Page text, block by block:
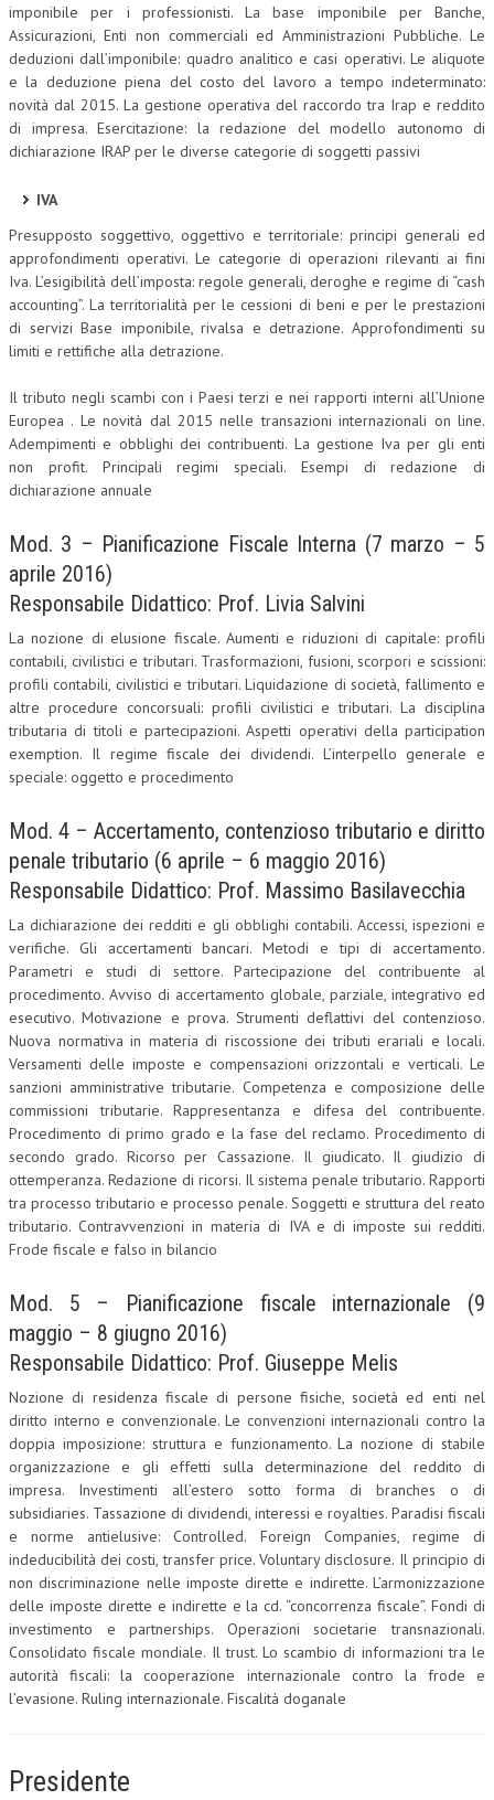
imponibile per i professionisti. La base imponibile per Banche,
Assicurazioni, Enti non commerciali ed Amministrazioni Pubbliche. Le
deduzioni dall’imponibile: quadro analitico e casi operativi. Le aliquote
e la deduzione piena del costo del lavoro a tempo indeterminato:
novità dal 2015. La gestione operativa del raccordo tra Irap e reddito
di impresa. Esercitazione: la redazione del modello autonomo di
dichiarazione IRAP per le diverse categorie di soggetti passivi
IVA
Presupposto soggettivo, oggettivo e territoriale: principi generali ed
approfondimenti operativi. Le categorie di operazioni rilevanti ai fini
Iva. L’esigibilità dell’imposta: regole generali, deroghe e regime di “cash
accounting”. La territorialità per le cessioni di beni e per le prestazioni
di servizi Base imponibile, rivalsa e detrazione. Approfondimenti su
limiti e rettifiche alla detrazione.
Il tributo negli scambi con i Paesi terzi e nei rapporti interni all’Unione
Europea . Le novità dal 2015 nelle transazioni internazionali on line.
Adempimenti e obblighi dei contribuenti. La gestione Iva per gli enti
non profit. Principali regimi speciali. Esempi di redazione di
dichiarazione annuale
Mod. 3 – Pianificazione Fiscale Interna (7 marzo – 5
aprile 2016)
Responsabile Didattico: Prof. Livia Salvini
La nozione di elusione fiscale. Aumenti e riduzioni di capitale: profili
contabili, civilistici e tributari. Trasformazioni, fusioni, scorpori e scissioni:
profili contabili, civilistici e tributari. Liquidazione di società, fallimento e
altre procedure concorsuali: profili civilistici e tributari. La disciplina
tributaria di titoli e partecipazioni. Aspetti operativi della participation
exemption. Il regime fiscale dei dividendi. L’interpello generale e
speciale: oggetto e procedimento
Mod. 4 – Accertamento, contenzioso tributario e diritto
penale tributario (6 aprile – 6 maggio 2016)
Responsabile Didattico: Prof. Massimo Basilavecchia
La dichiarazione dei redditi e gli obblighi contabili. Accessi, ispezioni e
verifiche. Gli accertamenti bancari. Metodi e tipi di accertamento.
Parametri e studi di settore. Partecipazione del contribuente al
procedimento. Avviso di accertamento globale, parziale, integrativo ed
esecutivo. Motivazione e prova. Strumenti deflattivi del contenzioso.
Nuova normativa in materia di riscossione dei tributi erariali e locali.
Versamenti delle imposte e compensazioni orizzontali e verticali. Le
sanzioni amministrative tributarie. Competenza e composizione delle
commissioni tributarie. Rappresentanza e difesa del contribuente.
Procedimento di primo grado e la fase del reclamo. Procedimento di
secondo grado. Ricorso per Cassazione. Il giudicato. Il giudizio di
ottemperanza. Redazione di ricorsi. Il sistema penale tributario. Rapporti
tra processo tributario e processo penale. Soggetti e struttura del reato
tributario. Contravvenzioni in materia di IVA e di imposte sui redditi.
Frode fiscale e falso in bilancio
Mod. 5 – Pianificazione fiscale internazionale (9
maggio – 8 giugno 2016)
Responsabile Didattico: Prof. Giuseppe Melis
Nozione di residenza fiscale di persone fisiche, società ed enti nel
diritto interno e convenzionale. Le convenzioni internazionali contro la
doppia imposizione: struttura e funzionamento. La nozione di stabile
organizzazione e gli effetti sulla determinazione del reddito di
impresa. Investimenti all’estero sotto forma di branches o di
subsidiaries. Tassazione di dividendi, interessi e royalties. Paradisi fiscali
e norme antielusive: Controlled. Foreign Companies, regime di
indeducibilità dei costi, transfer price. Voluntary disclosure. Il principio di
non discriminazione nelle imposte dirette e indirette. L’armonizzazione
delle imposte dirette e indirette e la cd. “concorrenza fiscale”. Fondi di
investimento e partnerships. Operazioni societarie transnazionali.
Consolidato fiscale mondiale. Il trust. Lo scambio di informazioni tra le
autorità fiscali: la cooperazione internazionale contro la frode e
l’evasione. Ruling internazionale. Fiscalità doganale
Presidente